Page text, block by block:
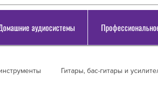
аудиосистемы
Гитары, бас-гитары и